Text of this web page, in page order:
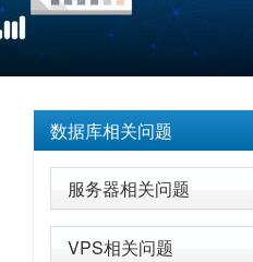
数据库相关问题
服务器相关问题
VPS相关问题